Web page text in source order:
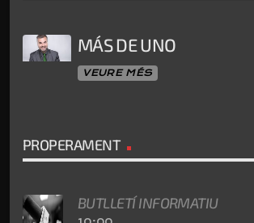
MÁS DE UNO
VEURE MÉS
PROPERAMENT
BUTLLETÍ INFORMATIU